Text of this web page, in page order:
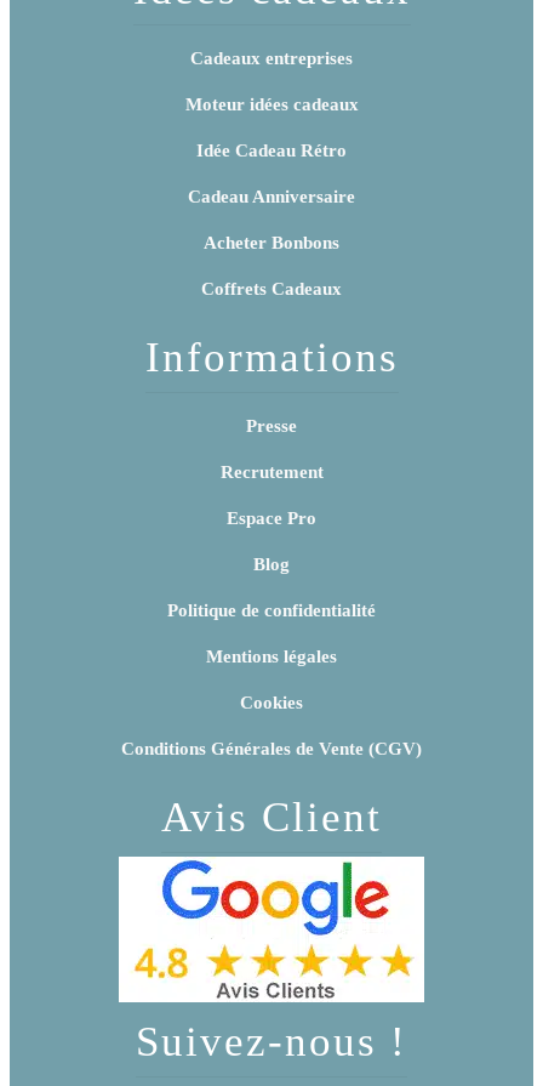
Cadeaux entreprises
Moteur idées cadeaux
Idée Cadeau Rétro
Cadeau Anniversaire
Acheter Bonbons
Coffrets Cadeaux
Informations
Presse
Recrutement
Espace Pro
Blog
Politique de confidentialité
Mentions légales
Cookies
Conditions Générales de Vente (CGV)
Avis Client
Suivez-nous !